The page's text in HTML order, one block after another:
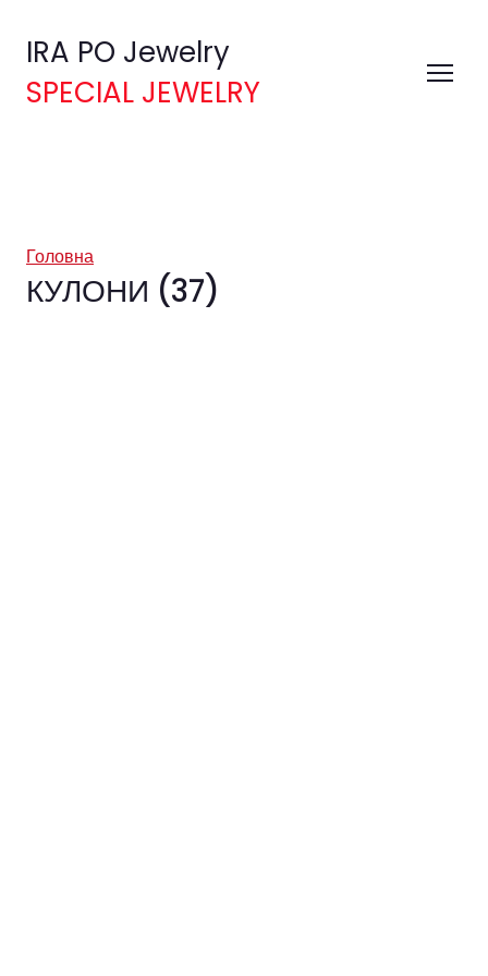
IRA PO Jewelry
SPECIAL JEWELRY
Головна
КУЛОНИ (37)